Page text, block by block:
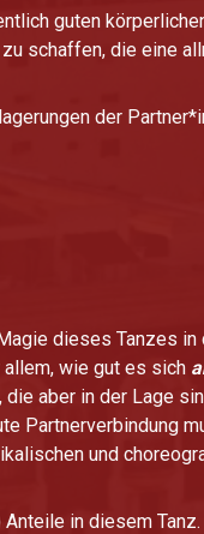
guten
schaffen, die eine
der
dieses Tanzes in
wie gut es sich
aber in der Lage
Partnerverbindung
und
in diesem